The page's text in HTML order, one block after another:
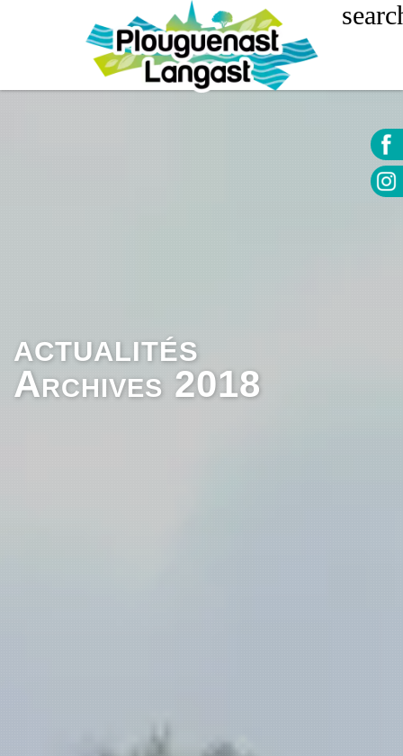
ACTUALITÉS
Archives 2018